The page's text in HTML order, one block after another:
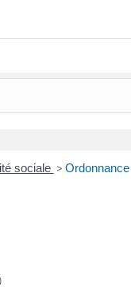
sociale > Ordonnance